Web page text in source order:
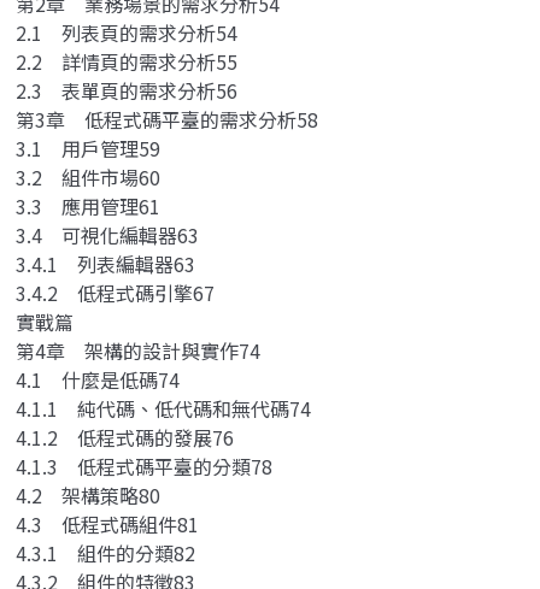
2.1 列表頁的需求分析54
2.2 詳情頁的需求分析55
2.3 表單頁的需求分析56
第3章 低程式碼平臺的需求分析58
3.1 用戶管理59
3.2 組件市場60
3.3 應用管理61
3.4 可視化編輯器63
3.4.1 列表編輯器63
3.4.2 低程式碼引擎67
實戰篇
第4章 架構的設計與實作74
4.1 什麼是低碼74
4.1.1 純代碼、低代碼和無代碼74
4.1.2 低程式碼的發展76
4.1.3 低程式碼平臺的分類78
4.2 架構策略80
4.3 低程式碼組件81
4.3.1 組件的分類82
4.3.2 組件的特徵83